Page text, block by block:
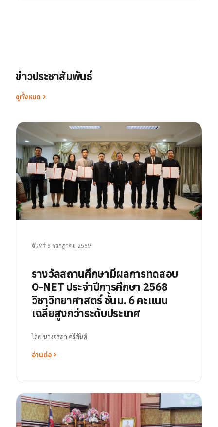
ข่าวประชาสัมพันธ์
ดูทั้งหมด
จันทร์ 6 กรกฎาคม 2569
รางวัลสถานศึกษามีผลการทดสอบ
O-NET ประจำปีการศึกษา 2568
วิชาวิทยาศาสตร์ ชั้นม. 6 คะแนน
เฉลี่ยสูงกว่าระดับประเทศ
โดย นางอรสา ศรีสันต์
อ่านต่อ